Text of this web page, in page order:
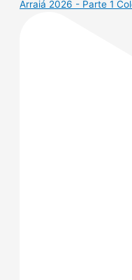
Arraiá 2026 - Parte 1